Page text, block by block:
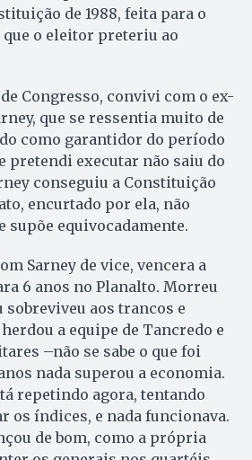
de 1988, feita para o
o eleitor preteriu ao
Congresso, convivi com o ex-
que se ressentia muito de
como garantidor do período
pretendi executar não saiu do
conseguiu a Constituição
encurtado por ela, não
supõe equivocadamente.
Sarney de vice, vencera a
6 anos no Planalto. Morreu
sobreviveu aos trancos e
a equipe de Tancredo e
–não se sabe o que foi
nada superou a economia.
repetindo agora, tentando
os índices, e nada funcionava.
de bom, como a própria